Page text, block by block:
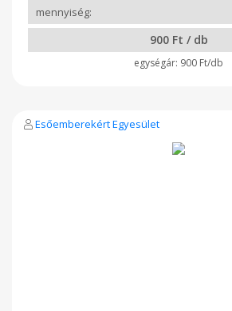
900 Ft / db
900 Ft/db
Esőemberekért Egyesület